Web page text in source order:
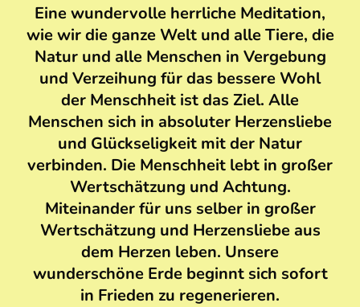
Eine wundervolle herrliche Meditation,
wie wir die ganze Welt und alle Tiere, die
Natur und alle Menschen in Vergebung
und Verzeihung für das bessere Wohl
der Menschheit ist das Ziel. Alle
Menschen sich in absoluter Herzensliebe
und Glückseligkeit mit der Natur
verbinden. Die Menschheit lebt in großer
Wertschätzung und Achtung.
Miteinander für uns selber in großer
Wertschätzung und Herzensliebe aus
dem Herzen leben. Unsere
wunderschöne Erde beginnt sich sofort
in Frieden zu regenerieren.